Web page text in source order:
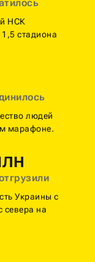
НСК
стадиона
людей
марафоне.
Украины с
севера на